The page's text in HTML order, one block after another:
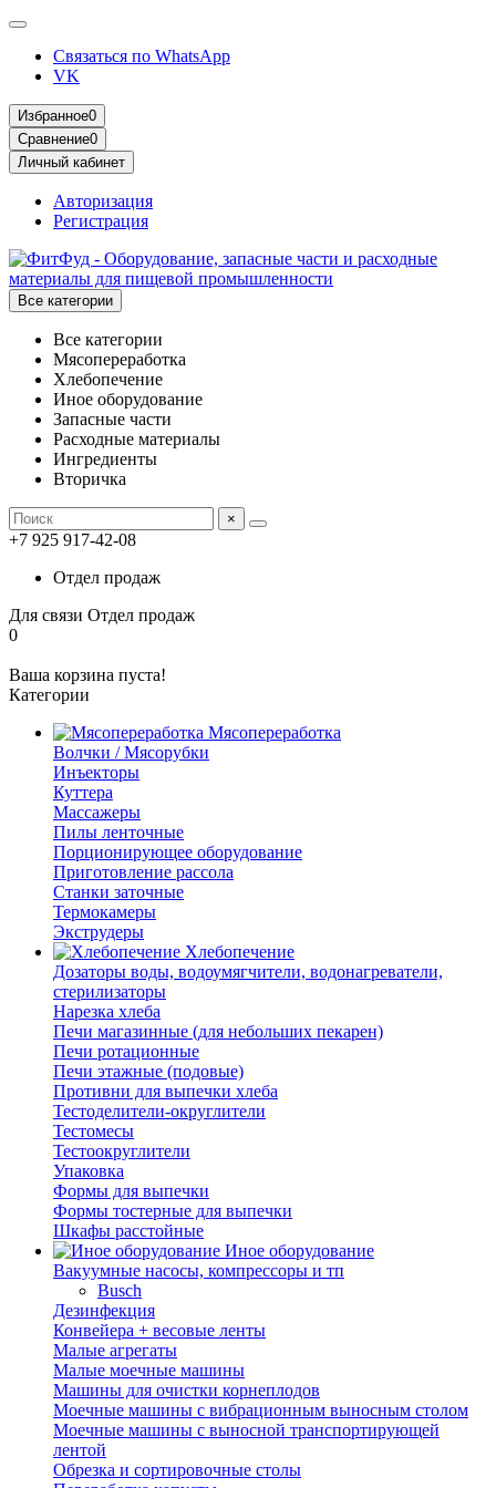
Связаться по WhatsApp
VK
Избранное0
Сравнение0
Личный кабинет
Авторизация
Регистрация
Все категории
Все категории
Мясопереработка
Хлебопечение
Иное оборудование
Запасные части
Расходные материалы
Ингредиенты
Вторичка
×
+7 925 917-42-08
Отдел продаж
Для связи Отдел продаж
0
Ваша корзина пуста!
Категории
Мясопереработка
Волчки / Мясорубки
Инъекторы
Куттера
Массажеры
Пилы ленточные
Порционирующее оборудование
Приготовление рассола
Станки заточные
Термокамеры
Экструдеры
Хлебопечение
Дозаторы воды, водоумягчители, водонагреватели,
стерилизаторы
Нарезка хлеба
Печи магазинные (для небольших пекарен)
Печи ротационные
Печи этажные (подовые)
Противни для выпечки хлеба
Тестоделители-округлители
Тестомесы
Тестоокруглители
Упаковка
Формы для выпечки
Формы тостерные для выпечки
Шкафы расстойные
Иное оборудование
Вакуумные насосы, компрессоры и тп
Busch
Дезинфекция
Конвейера + весовые ленты
Малые агрегаты
Малые моечные машины
Машины для очистки корнеплодов
Моечные машины с вибрационным выносным столом
Моечные машины с выносной транспортирующей
лентой
Обрезка и сортировочные столы